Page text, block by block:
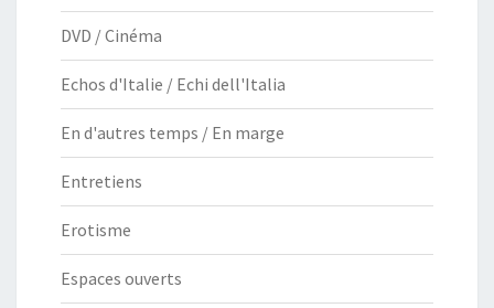
DVD / Cinéma
Echos d'Italie / Echi dell'Italia
En d'autres temps / En marge
Entretiens
Erotisme
Espaces ouverts